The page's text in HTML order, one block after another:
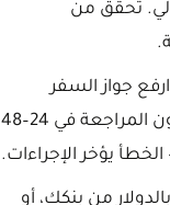
تحقق من
ارفع جواز السفر
وإثبات العنوان. معظم الوسطاء يكملون المراجعة في 24–48
يؤخر الإجراءات.
أرسل تحويلاً SWIFT بالدولار من بنكك، أو